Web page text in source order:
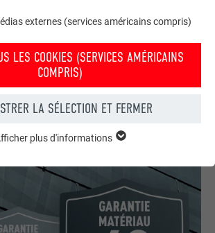
un montage photo de l’aspect
avec une toiture ou une façade
PHOTO MAINTENANT
externes (services américains compris)
LES COOKIES (SERVICES AMÉRICAINS
COMPRIS)
LA SÉLECTION ET FERMER
du site Internet. Ils garantissent que le site
correctement.
PHPSESSID
informations relatives aux cookies
plus d'informations